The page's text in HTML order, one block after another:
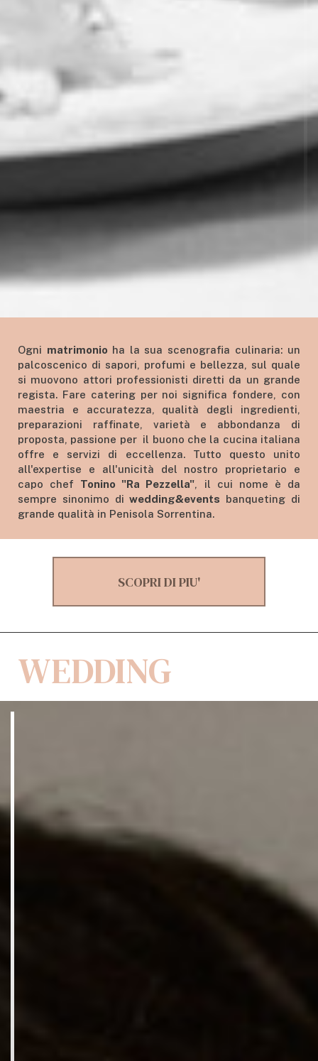
Ogni matrimonio ha la sua scenografia culinaria: un
palcoscenico di sapori, profumi e bellezza, sul quale
si muovono attori professionisti diretti da un grande
regista. Fare catering per noi significa fondere, con
maestria e accuratezza, qualità degli ingredienti,
preparazioni raffinate, varietà e abbondanza di
proposta, passione per il buono che la cucina italiana
offre e servizi di eccellenza. Tutto questo unito
all'expertise e all'unicità del nostro proprietario e
capo chef Tonino "Ra Pezzella", il cui nome è da
sempre sinonimo diwedding&events banqueting di
grande qualità in Penisola Sorrentina.
SCOPRI DI PIU'
WEDDING